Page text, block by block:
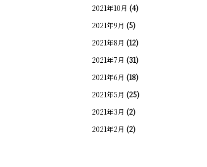
2021年10月 (4)
2021年9月 (5)
2021年8月 (12)
2021年7月 (31)
2021年6月 (18)
2021年5月 (25)
2021年3月 (2)
2021年2月 (2)